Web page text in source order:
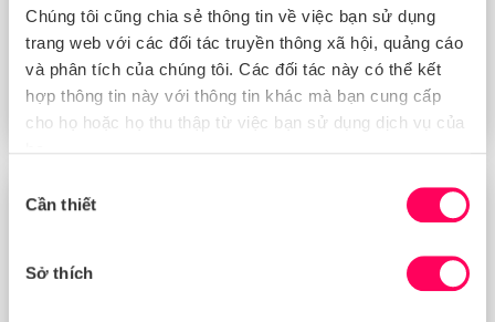
Chúng tôi cũng chia sẻ thông tin về việc bạn sử dụng
trang web với các đối tác truyền thông xã hội, quảng cáo
và phân tích của chúng tôi. Các đối tác này có thể kết
hợp thông tin này với thông tin khác mà bạn cung cấp
cho họ hoặc họ thu thập từ việc bạn sử dụng dịch vụ của
chọn
Cần thiết
Sở thích
TRỰC TUYẾN THG 3 25 2026
Thúc đẩy tuân thủ thẩm định: Tận dụng
SMETA và Sedex trong chuỗi cung ứng toàn
cầu